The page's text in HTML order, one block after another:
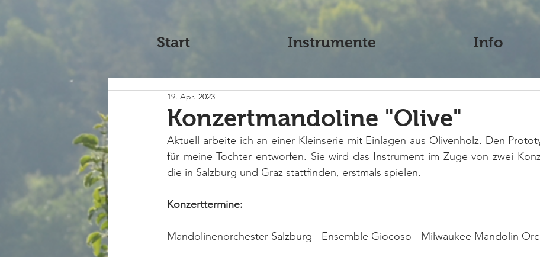
Start Instrumente Info
Konzertmandoline "Olive"
19. Apr. 2023
Aktuell arbeite ich an einer Kleinserie mit Einlagen aus Olivenholz. Den
für meine Tochter entworfen. Sie wird das Instrument im Zuge von zwei
die in Salzburg und Graz stattfinden, erstmals spielen.
Konzerttermine:
Mandolinenorchester Salzburg - Ensemble Giocoso - Milwaukee Mandolin